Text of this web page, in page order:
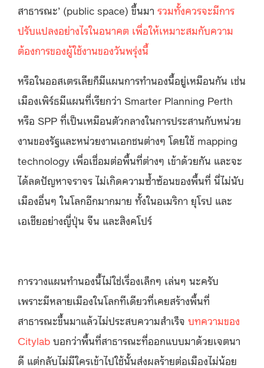
สาธารณะ’ (public space) ขึ้นมา รวมทั้งควรจะมีการ
ปรับแปลงอย่างไรในอนาคต เพื่อให้เหมาะสมกับความ
ต้องการของผู้ใช้งานของวันพรุ่งนี้
หรือในออสเตรเลียก็มีแผนการทำนองนี้อยู่เหมือนกัน เช่น
เมืองเพิร์ธมีแผนที่เรียกว่า Smarter Planning Perth
หรือ SPP ที่เป็นเหมือนตัวกลางในการประสานกับหน่วย
งานของรัฐและหน่วยงานเอกชนต่างๆ โดยใช้ mapping
technology เพื่อเชื่อมต่อพื้นที่ต่างๆ เข้าด้วยกัน และจะ
ได้ลดปัญหาจราจร ไม่เกิดความซ้ำซ้อนของพื้นที่ นี่ไม่นับ
เมืองอื่นๆ ในโลกอีกมากมาย ทั้งในอเมริกา ยุโรป และ
เอเชียอย่างญี่ปุ่น จีน และสิงคโปร์
การวางแผนทำนองนี้ไม่ใช่เรื่องเล็กๆ เล่นๆ นะครับ
เพราะมีหลายเมืองในโลกทีเดียวที่เคยสร้างพื้นที่
สาธารณะขึ้นมาแล้วไม่ประสบความสำเร็จ บทความของ
Citylab บอกว่าพื้นที่สาธารณะที่ออกแบบมาด้วยเจตนา
ดี แต่กลับไม่มีใครเข้าไปใช้นั้นส่งผลร้ายต่อเมืองไม่น้อย